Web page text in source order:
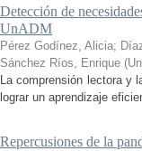
Detección de
UnADM
Pérez Godínez, Alicia;
Sánchez Ríos, Enrique (
La comprensión lectora y
lograr un aprendizaje
Repercusiones de la